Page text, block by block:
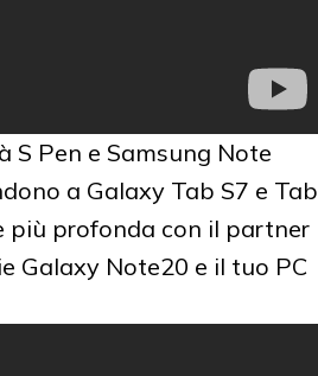
S Pen e Samsung Note
a Galaxy Tab S7 e Tab
più profonda con il partner
Galaxy Note20 e il tuo PC